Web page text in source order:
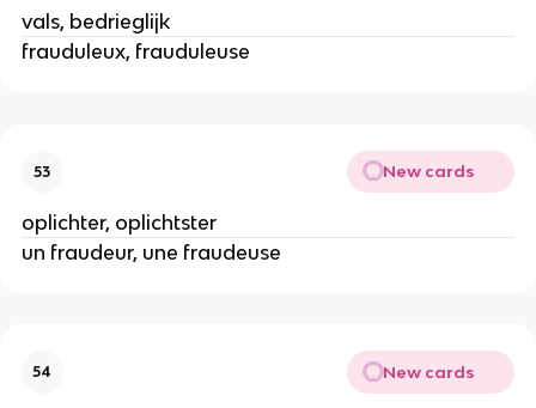
vals, bedrieglijk
frauduleux, frauduleuse
53 New cards
oplichter, oplichtster
un fraudeur, une fraudeuse
54 New cards